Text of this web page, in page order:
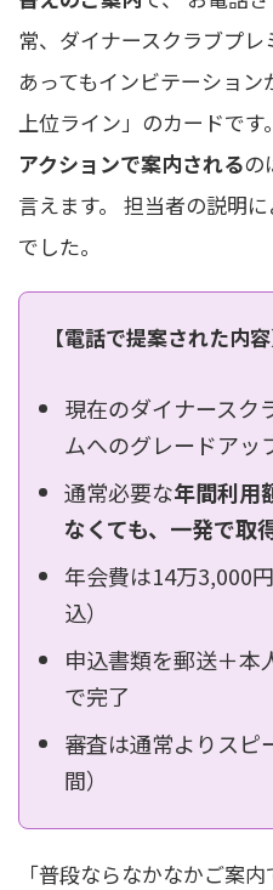
常、ダイナースクラブプ
あってもインビテーショ
上位ライン」のカードです
アクションで案内されるの
言えます。 担当者の説明
でした。
【電話で提案された内容
現在のダイナース
ムへのグレードアッ
通常必要な年間利用
なくても、一発で取
年会費は14万3,000
込）
申込書類を郵送＋本
で完了
審査は通常よりスピ
間）
「普段ならなかなかご案